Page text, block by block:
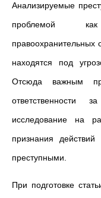
Анализируемые
проблемой
правоохранительных
находятся под
Отсюда важным
ответственности
исследование на
признания действий
преступными.
При подготовке